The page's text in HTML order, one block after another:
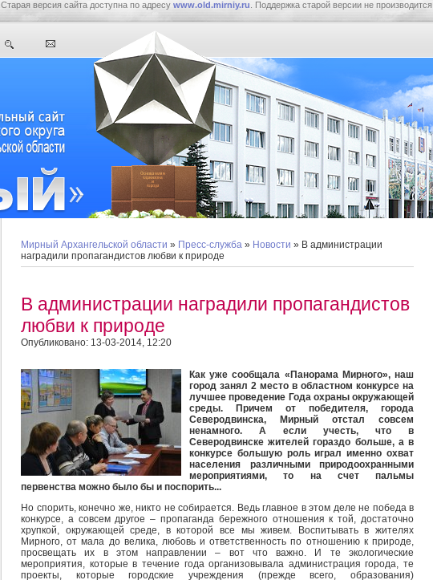
Старая версия сайта доступна по адресу www.old.mirniy.ru . Поддержка старой версии не производится.
Мирный Архангельской области » Пресс-служба » Новости » В администрации
наградили пропагандистов любви к природе
В администрации наградили пропагандистов
любви к природе
Опубликовано: 13-03-2014, 12:20
Как уже сообщала «Панорама Мирного», наш
город занял 2 место в областном конкурсе на
лучшее проведение Года охраны окружающей
среды. Причем от победителя, города
Северодвинска, Мирный отстал совсем
ненамного. А если учесть, что в
Северодвинске жителей гораздо больше, а в
конкурсе большую роль играл именно охват
населения различными природоохранными
мероприятиями, то на счет пальмы
первенства можно было бы и поспорить...
Но спорить, конечно же, никто не собирается. Ведь главное в этом деле не победа в
конкурсе, а совсем другое – пропаганда бережного отношения к той, достаточно
хрупкой, окружающей среде, в которой все мы живем. Воспитывать в жителях
Мирного, от мала до велика, любовь и ответственность по отношению к природе,
просвещать их в этом направлении – вот что важно. И те экологические
мероприятия, которые в течение года организовывала администрация города, те
проекты, которые городские учреждения (прежде всего, образования)